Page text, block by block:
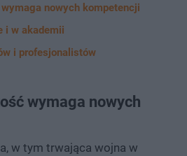
nowych kompetencji
i w akademii
i profesjonalistów
wymaga nowych
w tym trwająca wojna w